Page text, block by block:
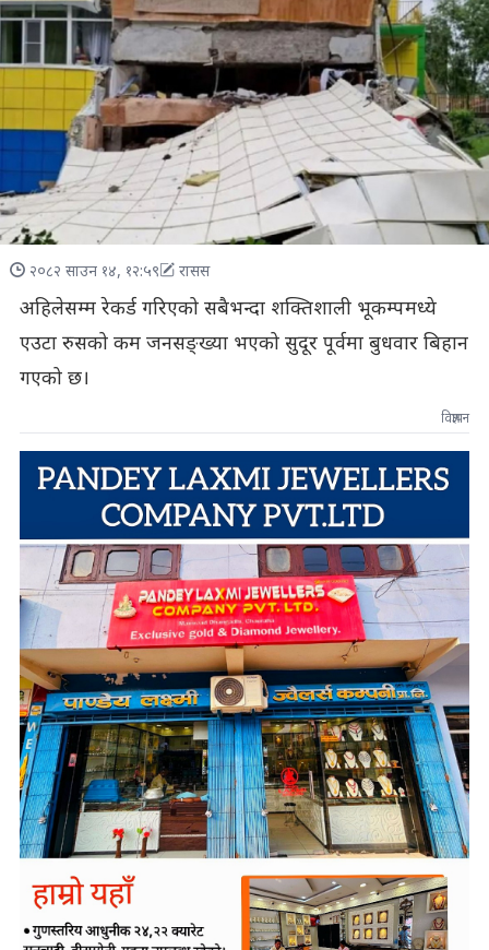
२०८२ साउन १४, १२:५९ रासस
अहिलेसम्म रेकर्ड गरिएको सबैभन्दा शक्तिशाली भूकम्पमध्ये
एउटा रुसको कम जनसङ्ख्या भएको सुदूर पूर्वमा बुधवार बिहान
गएको छ।
विज्ञापन